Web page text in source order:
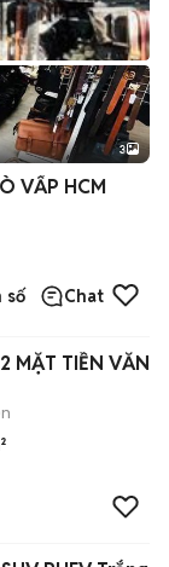
3
VẤP HCM
số Chat
MẶT TIỀN VĂN